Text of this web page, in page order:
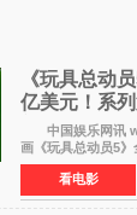
《玩具总动
亿美元！系
部”达成
中国娱乐网讯 www
画《玩具总动员5
关。截至上周末，
美元，其中北美市
票房达2 82
看电影